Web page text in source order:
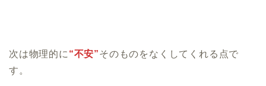
次は物理的に “不安”そのものをなくしてくれる点で
す。